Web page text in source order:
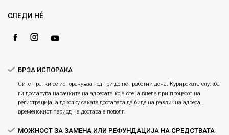
Gift Card
Замена и рефундација на производи
СЛЕДИ НÉ
БРЗА ИСПОРАКА
Сите пратки се испорачуваат од три до пет работни дена. Курирската служба
ги доставува нарачките на адресата која сте ја внеле при процесот на
регистрација, а доколку сакате доставата да биде на различна адреса,
временскиот период на достава е подолг.
МОЖНОСТ ЗА ЗАМЕНА ИЛИ РЕФУНДАЦИЈА НА СРЕДСТВАТА